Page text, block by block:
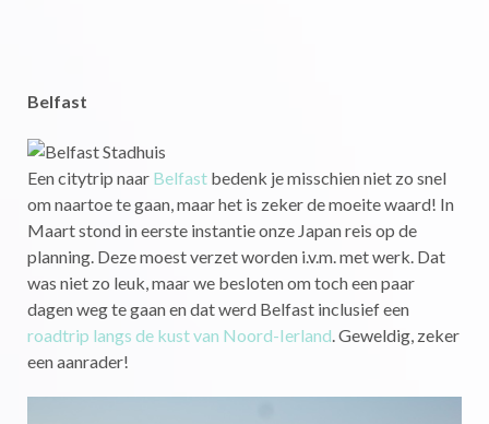
Belfast
Een citytrip naar Belfast bedenk je misschien niet zo snel
om naartoe te gaan, maar het is zeker de moeite waard! In
Maart stond in eerste instantie onze Japan reis op de
planning. Deze moest verzet worden i.v.m. met werk. Dat
was niet zo leuk, maar we besloten om toch een paar
dagen weg te gaan en dat werd Belfast inclusief een
roadtrip langs de kust van Noord-Ierland . Geweldig, zeker
een aanrader!